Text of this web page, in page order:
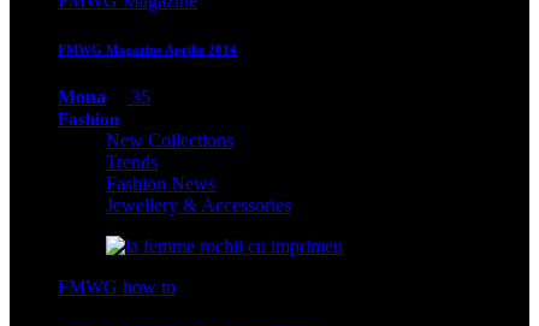
FMWG Magazine Aprilie 2014
Mona 35
Fashion
New Collections
Trends
Fashion News
Jewellery & Accessories
FMWG how to